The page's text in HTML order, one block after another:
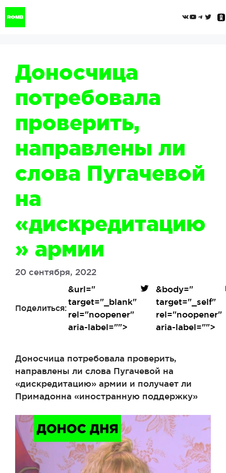
Перейти
Доносчица
потребовала
проверить,
направлены ли
слова Пугачевой
на
«дискредитацию
» армии
20 сентября, 2022
Поделиться:
&url="
target="_blank"
rel="noopener"
aria-label="">
&body="
target="_self"
rel="noopener"
aria-label="">
Доносчица потребовала проверить,
направлены ли слова Пугачевой на
«дискредитацию» армии и получает ли
Примадонна «иностранную поддержку»